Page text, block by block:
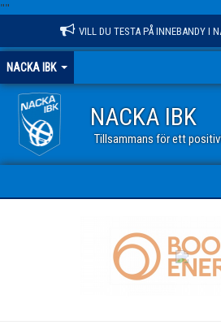
""
VILL DU TESTA PÅ INNEBANDY I
NACKA IBK
NACKA IBK
Tillsammans för ett